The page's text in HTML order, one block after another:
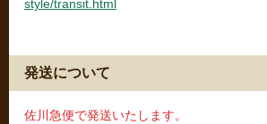
style/transit.html
発送について
佐川急便で発送いたします。